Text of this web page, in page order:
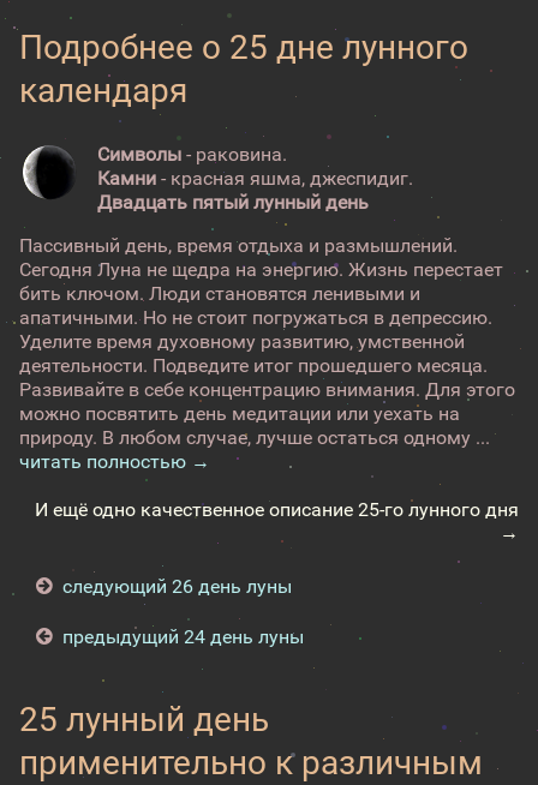
Подробнее о 25 дне лунного
календаря
Символы - раковина.
Камни - красная яшма, джеспидиг.
Двадцать пятый лунный день
Пассивный день, время отдыха и размышлений.
Сегодня Луна не щедра на энергию. Жизнь перестает
бить ключом. Люди становятся ленивыми и
апатичными. Но не стоит погружаться в депрессию.
Уделите время духовному развитию, умственной
деятельности. Подведите итог прошедшего месяца.
Развивайте в себе концентрацию внимания. Для этого
можно посвятить день медитации или уехать на
природу. В любом случае, лучше остаться одному ...
читать полностью →
И ещё одно качественное описание 25-го лунного дня
→
следующий 26 день луны
предыдущий 24 день луны
25 лунный день
применительно к различным